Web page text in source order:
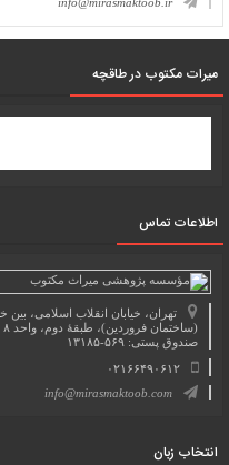
میرات مکتوب در طاقچه
اطلاعات تماس
صندوق پستی: ۵۶۹-۱۳۱۸۵
۰۲۱۶۶۴۹۰۶۱۲
info@mirasmaktoob.com
انتخاب زبان